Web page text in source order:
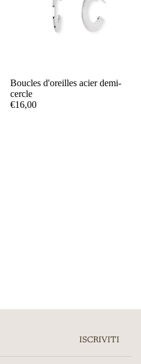
Boucles d'oreilles acier demi-
cercle
€16,00
ISCRIVITI